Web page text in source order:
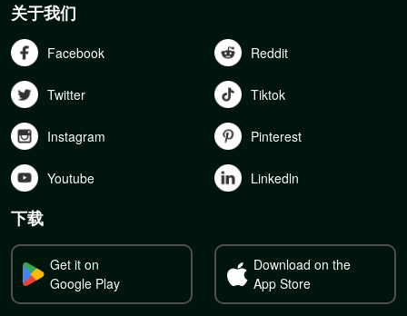
关于我们
Facebook Reddit
Twitter Tiktok
Instagram Pinterest
Youtube Linkedln
下载
Get it on
Google Play
Download on the
App Store